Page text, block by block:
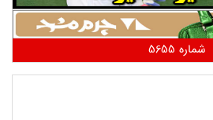
شماره 5655